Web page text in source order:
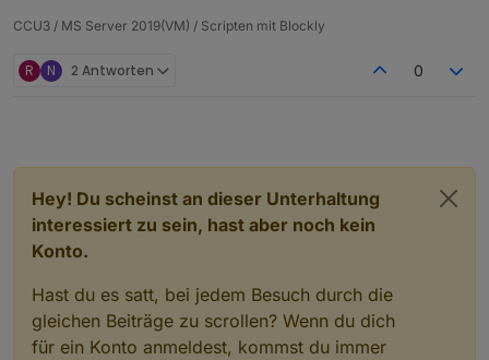
CCU3 / MS Server 2019(VM) / Scripten mit Blockly
R N 2 Antworten 0
Hey! Du scheinst an dieser Unterhaltung
interessiert zu sein, hast aber noch kein
Konto.
Hast du es satt, bei jedem Besuch durch die
gleichen Beiträge zu scrollen? Wenn du dich
für ein Konto anmeldest, kommst du immer